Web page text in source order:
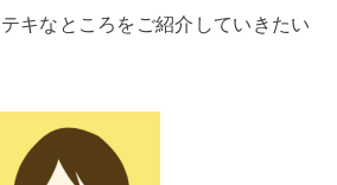
キなところをご紹介していきたい